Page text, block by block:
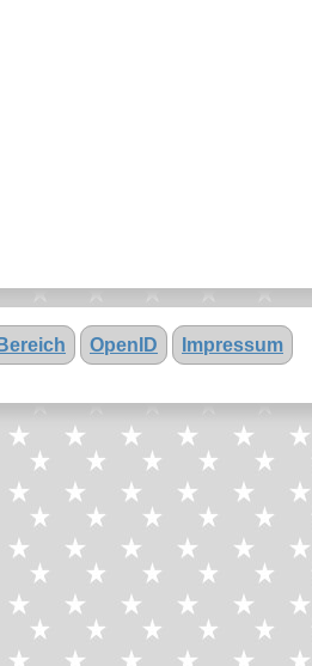
OpenID Impressum